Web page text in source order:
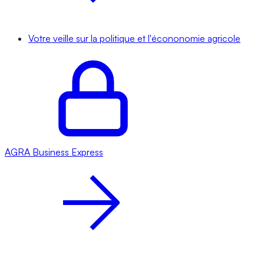
Votre veille sur la politique et l'écononomie agricole
AGRA Business Express